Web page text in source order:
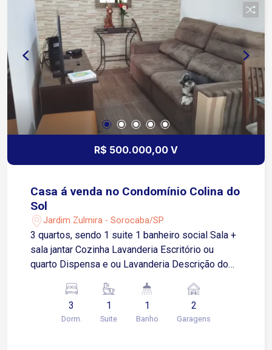
R$ 500.000,00 V
Casa á venda no Condomínio Colina do
Sol
Jardim Zulmira - Sorocaba/SP
3 quartos, sendo 1 suite 1 banheiro social Sala +
sala jantar Cozinha Lavanderia Escritório ou
quarto Dispensa e ou Lavanderia Descrição do
forno de pizza Piscina adulto e infantil Sauna
Quadra esportiva Campo futebol Portaria 24
3
Dorm.
1
Suite
1
Banho
2
Garagens